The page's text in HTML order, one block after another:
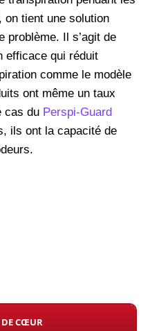
on tient une solution
problème. Il s’agit de
efficace qui réduit
comme le modèle
ont même un taux
cas du Perspi-Guard
ils ont la capacité de
DE CŒUR